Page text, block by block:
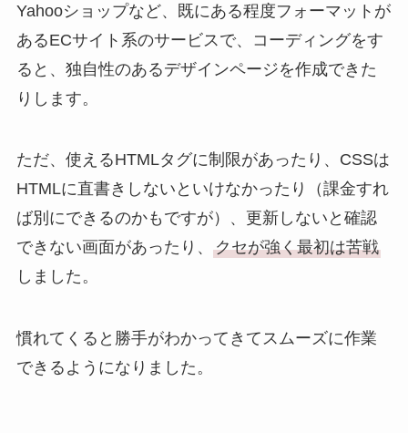
Yahooショップなど、既にある程度フォーマットが
あるECサイト系のサービスで、コーディングをす
ると、独自性のあるデザインページを作成できた
りします。
ただ、使えるHTMLタグに制限があったり、CSSは
HTMLに直書きしないといけなかったり（課金すれ
ば別にできるのかもですが）、更新しないと確認
できない画面があったり、 クセが強く最初は苦戦
しました。
慣れてくると勝手がわかってきてスムーズに作業
できるようになりました。